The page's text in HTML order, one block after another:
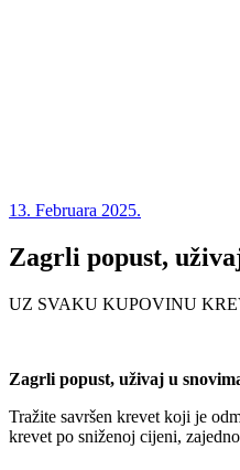
13. Februara 2025.
Zagrli popust,
UZ SVAKU KUPOVINU
Zagrli popust, uživaj u
Tražite savršen krevet koji je
krevet po sniženoj cijeni,